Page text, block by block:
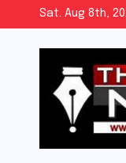
Sat. Aug 8th,